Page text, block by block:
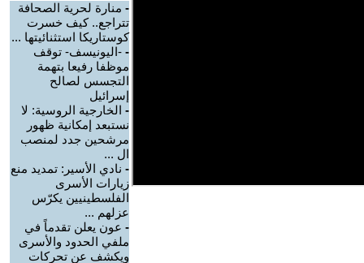
- منارة لحرية الصحافة
تتراجع.. كيف خسرت
كوستاريكا استثنائيتها ...
- -اليونيسف- توقف
موظفا رفيعا بتهمة
التجسس لصالح
إسرائيل
- الخارجية الروسية: لا
نستبعد إمكانية ظهور
مرشحين جدد لمنصب
ال ...
- نادي الأسير: تمديد منع
زيارات الأسرى
الفلسطينيين يكرّس
عزلهم ...
- عون يعلن تقدماً في
ملفي الحدود والأسرى
ويكشف عن تحركات